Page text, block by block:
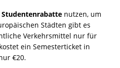
Studentenrabatte nutzen, um
Städten gibt es
Verkehrsmittel nur für
ein Semesterticket in
€20.